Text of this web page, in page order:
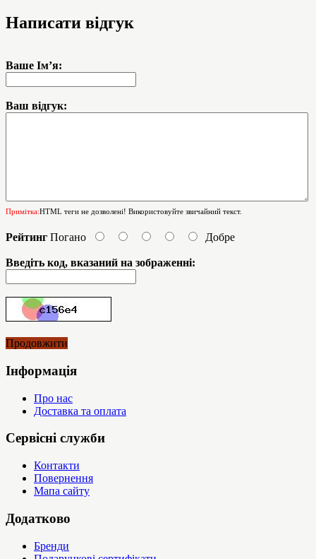
Написати відгук
Ваше Ім’я:
Ваш відгук:
Примітка:HTML теги не дозволені! Використовуйте звичайний текст.
Рейтинг Погано Добре
Введіть код, вказаний на зображенні:
Продовжити
Інформація
Про нас
Доставка та оплата
Сервісні служби
Контакти
Повернення
Мапа сайту
Додатково
Бренди